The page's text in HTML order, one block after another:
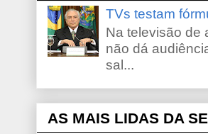
TVs testam
Na televisão de
não dá
sal...
AS MAIS LIDAS DA